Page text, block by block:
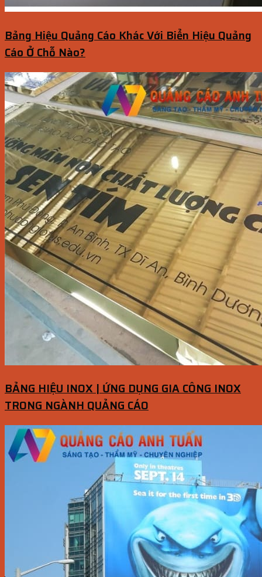
Bảng Hiệu Quảng Cáo Khác Với Biển Hiệu Quảng
Cáo Ở Chỗ Nào?
BẢNG HIỆU INOX | ỨNG DỤNG GIA CÔNG INOX
TRONG NGÀNH QUẢNG CÁO